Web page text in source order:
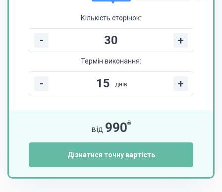
Кількість сторінок:
- +
Термін виконання:
- днів +
від 990₴
Дізнатися точну вартість